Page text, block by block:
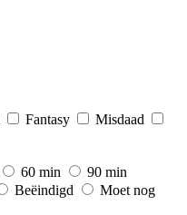
Fantasy
Misdaad
60 min
90 min
Beëindigd
Moet nog